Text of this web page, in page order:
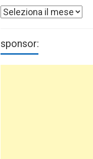
Archivi
sponsor: